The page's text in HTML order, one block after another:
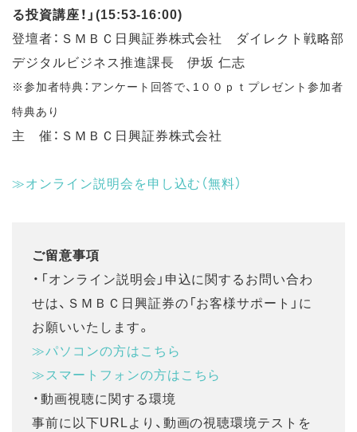
る投資講座！」(15:53-16:00)
登壇者：ＳＭＢＣ日興証券株式会社 ダイレクト戦略部
デジタルビジネス推進課長 伊坂 仁志
※参加者特典：アンケート回答で、1００ｐｔプレゼント参加者
特典あり
主 催：ＳＭＢＣ日興証券株式会社
≫オンライン説明会を申し込む（無料）
ご留意事項
・「オンライン説明会」申込に関するお問い合わ
せは、ＳＭＢＣ日興証券の「お客様サポート」に
お願いいたします。
≫パソコンの方はこちら
≫スマートフォンの方はこちら
・動画視聴に関する環境
事前に以下URLより、動画の視聴環境テストを